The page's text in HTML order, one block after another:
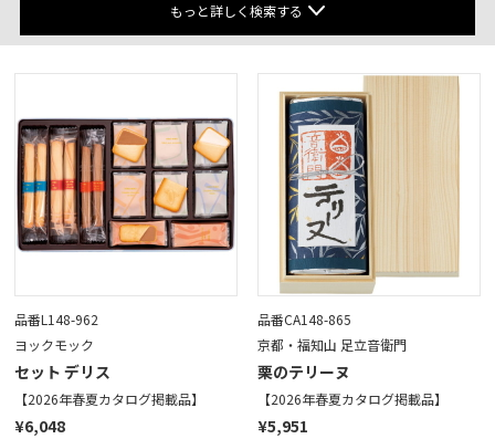
もっと詳しく検索する
品番L148-962
ヨックモック
セット デリス
【2026年春夏カタログ掲載品】
¥6,048
品番CA148-865
京都・福知山 足立音衛門
栗のテリーヌ
【2026年春夏カタログ掲載品】
¥5,951